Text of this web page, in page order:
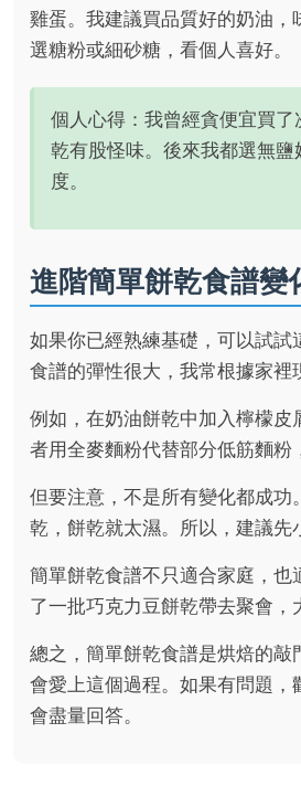
雞蛋。我建議買品質好的奶油，
選糖粉或細砂糖，看個人喜好。
個人心得：我曾經貪便宜買
乾有股怪味。後來我都選無
度。
進階簡單餅乾食譜變
如果你已經熟練基礎，可以試試
食譜的彈性很大，我常根據家裡
例如，在奶油餅乾中加入檸檬皮
者用全麥麵粉代替部分低筋麵粉
但要注意，不是所有變化都成功
乾，餅乾就太濕。所以，建議先
簡單餅乾食譜不只適合家庭，也
了一批巧克力豆餅乾帶去聚會，
總之，簡單餅乾食譜是烘焙的敲
會愛上這個過程。如果有問題，
會盡量回答。